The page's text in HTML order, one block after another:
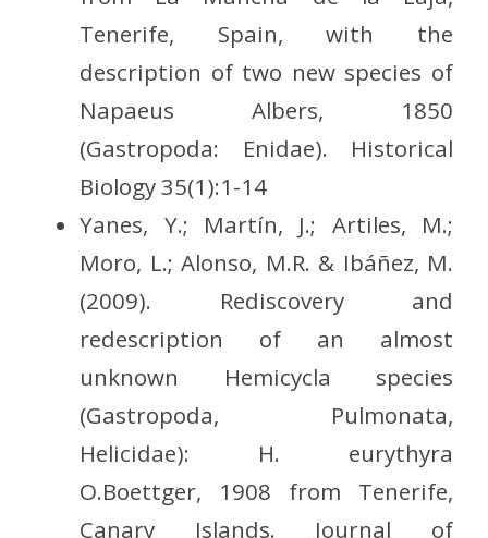
Tenerife, Spain, with the
description of two new species of
Napaeus Albers, 1850
(Gastropoda: Enidae). Historical
Biology 35(1):1-14
Yanes, Y.; Martín, J.; Artiles, M.;
Moro, L.; Alonso, M.R. & Ibáñez, M.
(2009). Rediscovery and
redescription of an almost
unknown Hemicycla species
(Gastropoda, Pulmonata,
Helicidae): H. eurythyra
O.Boettger, 1908 from Tenerife,
Canary Islands. Journal of